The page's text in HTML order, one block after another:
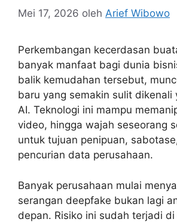
Mei 17, 2026 oleh Arief Wibowo
Perkembangan kecerdasan
banyak manfaat bagi dunia
balik kemudahan tersebut,
baru yang semakin sulit dikenali
AI. Teknologi ini mampu
video, hingga wajah seseorang
untuk tujuan penipuan,
pencurian data perusahaan.
Banyak perusahaan mulai
serangan deepfake bukan lagi
depan. Risiko ini sudah terjadi